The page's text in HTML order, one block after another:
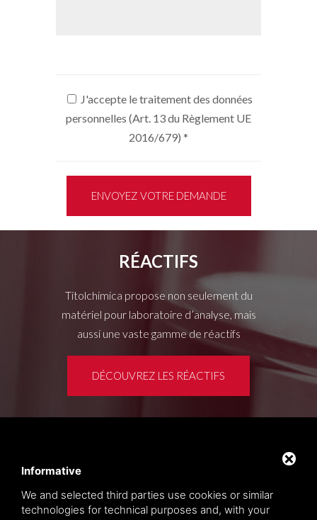
J'accepte le traitement des données
personnelles (Art. 13 du Règlement UE
2016/679) *
ENVOYEZ VOTRE DEMANDE
RÉACTIFS
Titolchimica propose non seulement du
matériel pour laboratoire d’analyse, mais
aussi une vaste gamme de réactifs
DÉCOUVREZ LES RÉACTIFS
Informative
We and selected third parties use cookies or similar
technologies for technical purposes and, with your
Privacy policy